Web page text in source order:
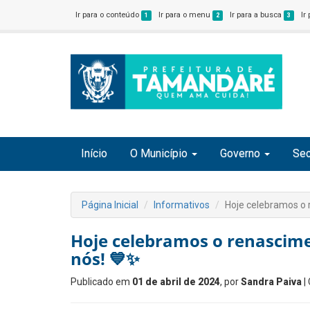
Ir para o conteúdo 1 Ir para o menu 2 Ir para a busca 3 Ir
Início O Município Governo
Página Inicial Informativos Hoje celebramos o
Hoje celebramos o
nós! 💙✨
Publicado em 01 de abril de 2024, porSandra Paiva